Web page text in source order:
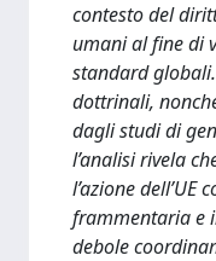
contesto del
umani al fine di
standard
dottrinali,
dagli studi di
l’analisi rivela
l’azione dell’UE
frammentaria e
debole